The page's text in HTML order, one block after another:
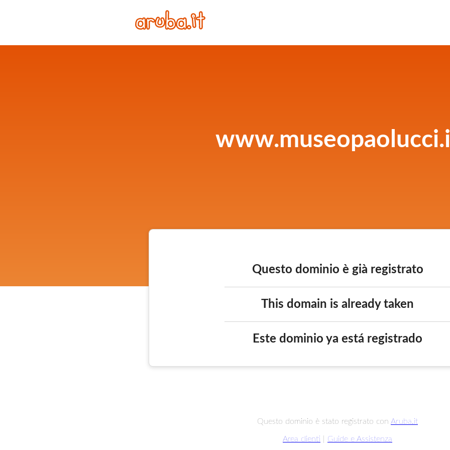
Questo dominio è già registrato
This domain is already taken
Este dominio ya está registrado
Questo dominio è stato registrato con Aruba.it
Area clienti Guide e Assistenza